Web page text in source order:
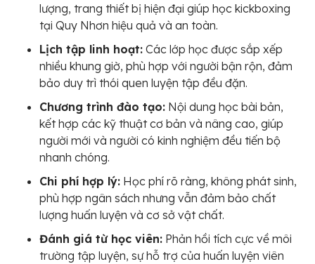
lượng, trang thiết bị hiện đại giúp học kickboxing
tại Quy Nhơn hiệu quả và an toàn.
Lịch tập linh hoạt: Các lớp học được sắp xếp
nhiều khung giờ, phù hợp với người bận rộn, đảm
bảo duy trì thói quen luyện tập đều đặn.
Chương trình đào tạo: Nội dung học bài bản,
kết hợp các kỹ thuật cơ bản và nâng cao, giúp
người mới và người có kinh nghiệm đều tiến bộ
nhanh chóng.
Chi phí hợp lý: Học phí rõ ràng, không phát sinh,
phù hợp ngân sách nhưng vẫn đảm bảo chất
lượng huấn luyện và cơ sở vật chất.
Đánh giá từ học viên: Phản hồi tích cực về môi
trường tập luyện, sự hỗ trợ của huấn luyện viên